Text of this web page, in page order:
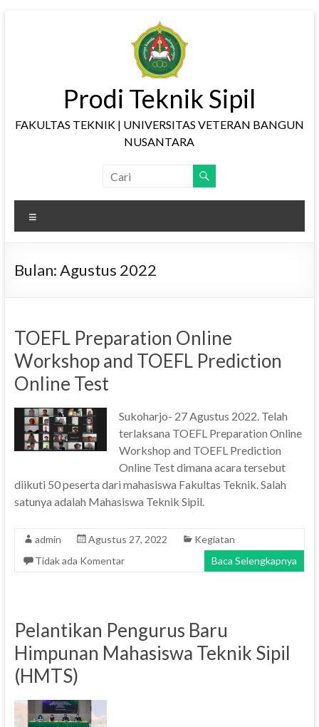
Prodi Teknik Sipil
FAKULTAS TEKNIK | UNIVERSITAS VETERAN BANGUN
NUSANTARA
Bulan:Agustus 2022
TOEFL Preparation Online
Workshop and TOEFL Prediction
Online Test
Sukoharjo- 27 Agustus 2022. Telah
terlaksana TOEFL Preparation Online
Workshop and TOEFL Prediction
Online Test dimana acara tersebut
diikuti 50 peserta dari mahasiswa Fakultas Teknik. Salah
satunya adalah Mahasiswa Teknik Sipil.
admin Agustus 27, 2022
Kegiatan
Tidak ada Komentar
Baca Selengkapnya
Pelantikan Pengurus Baru
Himpunan Mahasiswa Teknik Sipil
(HMTS)